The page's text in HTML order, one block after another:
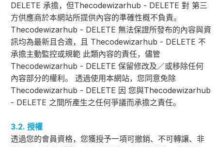
DELETE 承擔，但Thecodewizarhub - DELETE 對 第三
方供應商於本網站所提供內容的準確性概不負責。
Thecodewizarhub - DELETE 無法保證所發布的內容與資
訊均為最新且合適，且 Thecodewizarhub - DELETE 不
承擔主動監控或規範 此類內容的責任，儘管
Thecodewizarhub - DELETE 保留修改及／或移除任何
內容部分的權利。 透過使用本網站，您同意免除
Thecodewizarhub - DELETE 因 您與Thecodewizarhub
- DELETE 之間所產生之任何爭議而承擔之責任。
3.2. 授權
透過您的會員資格，您獲授予一項可撤銷、不可轉讓、非